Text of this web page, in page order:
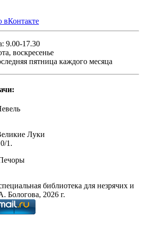
вКонтакте
9.00-17.30
воскресенье
пятница каждого месяца
Луки
1.
библиотека для незрячих и
Бологова, 2026 г.